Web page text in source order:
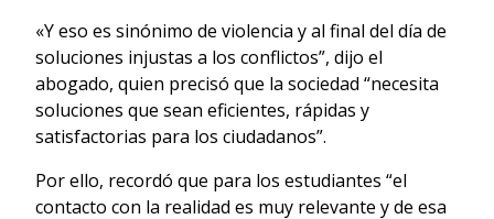
«Y eso es sinónimo de violencia y al final del día de
soluciones injustas a los conflictos”, dijo el
abogado, quien precisó que la sociedad “necesita
soluciones que sean eficientes, rápidas y
satisfactorias para los ciudadanos”.
Por ello, recordó que para los estudiantes “el
contacto con la realidad es muy relevante y de esa